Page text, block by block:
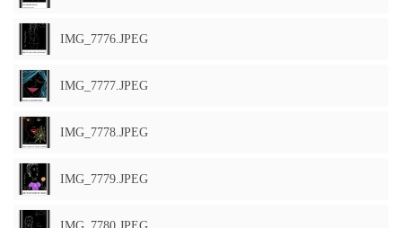
IMG_7776.JPEG
IMG_7777.JPEG
IMG_7778.JPEG
IMG_7779.JPEG